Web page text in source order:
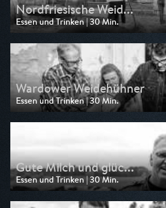
Nordfriesische Weid...
Essen und Trinken | 30 Min.
Ausgestrahlt von 3sat
am 30.09.2025, 11:54
Wardower Weidehühner
Essen und Trinken | 30 Min.
Ausgestrahlt von 3sat
am 23.09.2025, 11:55
Gute Milch und glüc...
Essen und Trinken | 30 Min.
Ausgestrahlt von 3sat
am 16.09.2025, 11:46